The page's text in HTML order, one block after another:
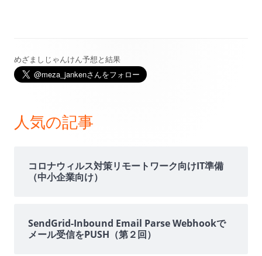
メ
ン
めざましじゃんけん予想と結果
人気の記事
コロナウィルス対策リモートワーク向けIT準備
（中小企業向け）
SendGrid-Inbound Email Parse Webhookで
メール受信をPUSH（第２回）